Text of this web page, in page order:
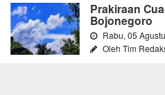
Prakiraan
Bojonegoro
Rabu, 05
Oleh Tim